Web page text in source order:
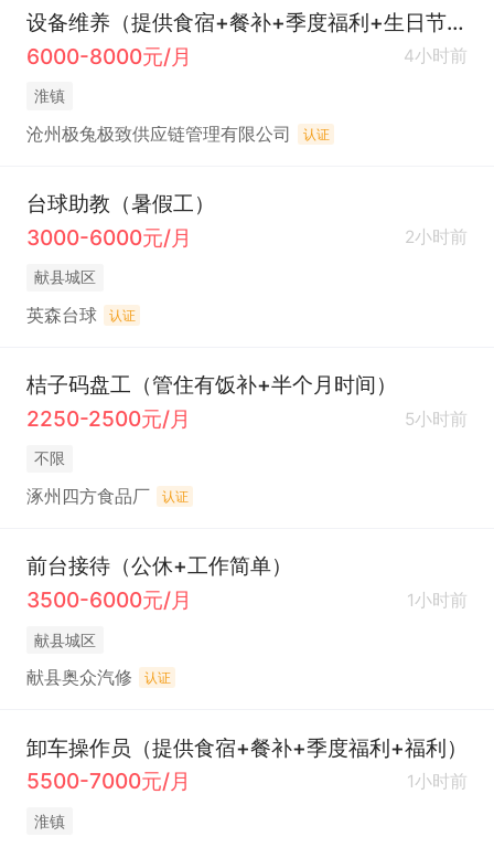
设备维养（提供食宿+餐补+季度福利+生日节日高温补贴）
6000-8000元/月
4小时前
淮镇
沧州极兔极致供应链管理有限公司 认证
台球助教（暑假工）
3000-6000元/月
2小时前
献县城区
英森台球 认证
桔子码盘工（管住有饭补+半个月时间）
2250-2500元/月
5小时前
不限
涿州四方食品厂 认证
前台接待（公休+工作简单）
3500-6000元/月
1小时前
献县城区
献县奥众汽修 认证
卸车操作员（提供食宿+餐补+季度福利+福利）
5500-7000元/月
1小时前
淮镇